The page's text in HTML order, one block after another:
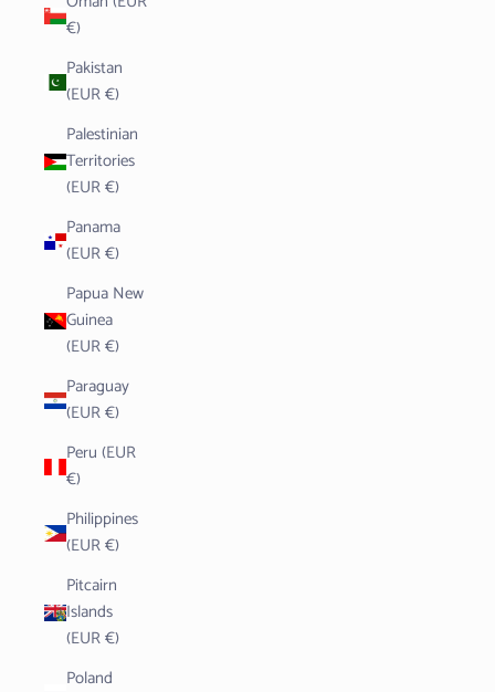
€)
Pakistan
(EUR €)
Palestinian
Territories
(EUR €)
Panama
(EUR €)
Papua New
Guinea
(EUR €)
Paraguay
(EUR €)
Peru (EUR
€)
Philippines
(EUR €)
Pitcairn
Islands
(EUR €)
Poland